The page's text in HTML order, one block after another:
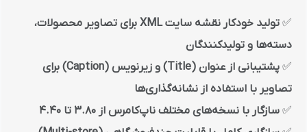
✅
تولید خودکار نقشه سایت XML برای تصاویر محصولات،
دسته‌ها و تولیدکنندگان
✅
پشتیبانی از عنوان (Title) و زیرنویس (Caption) برای
تصاویر با استفاده از نشانه‌گذاری‌ها
✅ سازگار با نسخه‌های مختلف ناپ‌کامرس از 3.80 تا 4.40